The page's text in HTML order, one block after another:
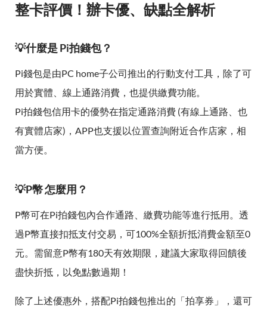
整卡評價！辦卡優、缺點全解析
💡什麼是 Pi拍錢包？
Pi錢包是由PC home子公司推出的行動支付工具，除了可
用於實體、線上通路消費，也提供繳費功能。
Pi拍錢包信用卡的優勢在指定通路消費 (有線上通路、也
有實體店家)，APP也支援以位置查詢附近合作店家，相
當方便。
💡P幣 怎麼用？
P幣可在Pi拍錢包內合作通路、繳費功能等進行抵用。透
過P幣直接扣抵支付交易，可100%全額折抵消費金額至0
元。需留意P幣有180天有效期限，建議大家取得回饋後
盡快折抵，以免點數過期！
除了上述優惠外，搭配Pi拍錢包推出的「拍享券」，還可